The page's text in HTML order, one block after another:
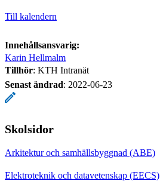
Till kalendern
Innehållsansvarig:
Karin Hellmalm
Tillhör: KTH Intranät
Senast ändrad: 2022-06-23
Skolsidor
Arkitektur och samhällsbyggnad (ABE)
Elektroteknik och datavetenskap (EECS)